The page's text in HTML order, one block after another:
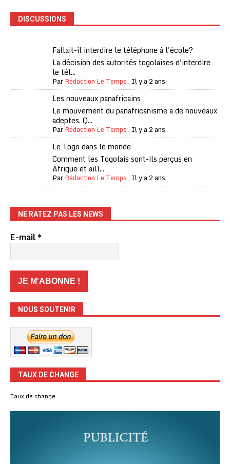
DISCUSSIONS
Fallait-il interdire le téléphone à l'école?
La décision des autorités togolaises d'interdire
le tél...
ParRédaction Le Temps, Il y a 2 ans
Les nouveaux panafricains
Le mouvement du panafricanisme a de nouveaux
adeptes. Q...
ParRédaction Le Temps, Il y a 2 ans
Le Togo dans le monde
Comment les Togolais sont-ils perçus en
Afrique et aill...
ParRédaction Le Temps, Il y a 2 ans
NE RATEZ PAS LES NEWS
E-mail*
NOUS SOUTENIR
TAUX DE CHANGE
Taux de change